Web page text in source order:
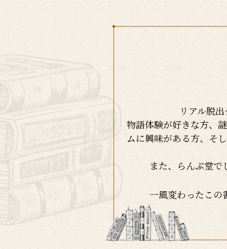
リアル脱
物語体験が好きな方、
ムに興味がある方、そ
また、らんぷ堂
一風変わったこの